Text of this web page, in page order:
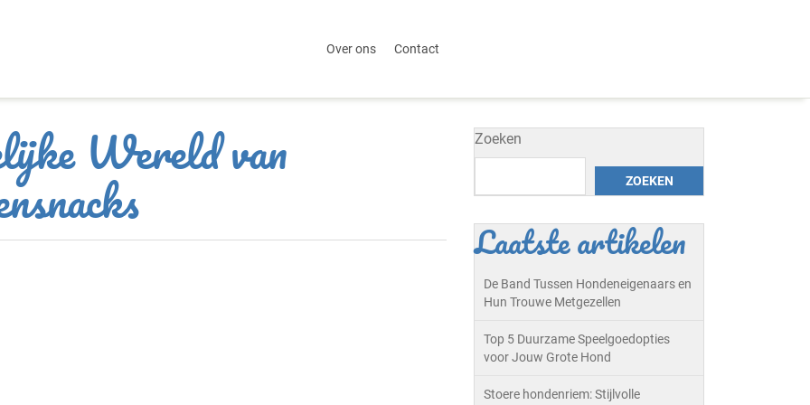
Over ons Contact
Wereld van Zoeken
ZOEKEN
Laatste artikelen
De Band Tussen Hondeneigenaars en
Hun Trouwe Metgezellen
Top 5 Duurzame Speelgoedopties
voor Jouw Grote Hond
Stoere hondenriem: Stijlvolle